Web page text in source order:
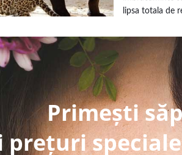
lipsa totala de
Primești